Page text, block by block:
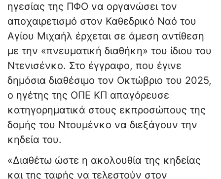
ηγεσίας της ΠΦΟ να οργανώσει τον
αποχαιρετισμό στον Καθεδρικό Ναό του
Αγίου Μιχαήλ έρχεται σε άμεση αντίθεση
με την «πνευματική διαθήκη» του ίδιου του
Ντενισένκο. Στο έγγραφο, που έγινε
δημόσια διαθέσιμο τον Οκτώβριο του 2025,
ο ηγέτης της ΟΠΕ ΚΠ απαγόρευσε
κατηγορηματικά στους εκπροσώπους της
δομής του Ντουμένκο να διεξάγουν την
κηδεία του.
«Διαθέτω ώστε η ακολουθία της κηδείας
και της ταφής να τελεστούν στον